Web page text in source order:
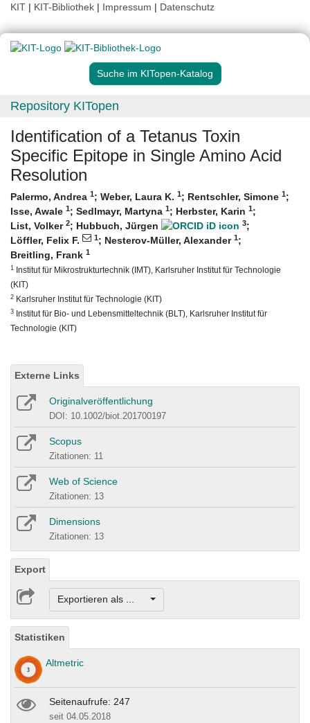
KIT | KIT-Bibliothek | Impressum | Datenschutz
Suche im KITopen-Katalog
Repository KITopen
Identification of a Tetanus Toxin
Specific Epitope in Single Amino Acid
Resolution
Palermo, Andrea 1; Weber, Laura K. 1; Rentschler, Simone 1;
Isse, Awale 1; Sedlmayr, Martyna 1; Herbster, Karin 1;
List, Volker 2; Hubbuch, Jürgen 3;
Löffler, Felix F.
1; Nesterov-Müller, Alexander 1;
Breitling, Frank 1
1 Institut für Mikrostrukturtechnik (IMT), Karlsruher Institut für Technologie
(KIT)
2 Karlsruher Institut für Technologie (KIT)
3 Institut für Bio- und Lebensmitteltechnik (BLT), Karlsruher Institut für
Technologie (KIT)
Externe Links
Originalveröffentlichung
DOI: 10.1002/biot.201700197
Scopus
Zitationen: 11
Web of Science
Zitationen: 13
Dimensions
Zitationen: 13
Export
Exportieren als ...
Statistiken
Altmetric
Seitenaufrufe: 247
seit 04.05.2018